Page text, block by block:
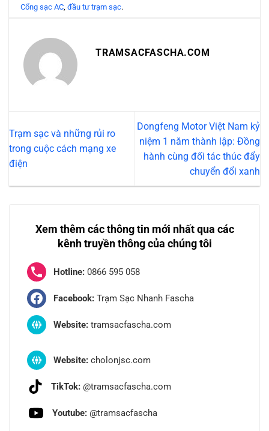
Cổng sạc AC ,đầu tư trạm sạc.
TRAMSACFASCHA.COM
Trạm sạc và những rủi ro
trong cuộc cách mạng xe
điện
Dongfeng Motor Việt Nam kỷ
niệm 1 năm thành lập: Đồng
hành cùng đối tác thúc đẩy
chuyển đổi xanh
Xem thêm các thông tin mới nhất qua các
kênh truyền thông của chúng tôi
Hotline: 0866 595 058
Facebook: Trạm Sạc Nhanh Fascha
Website: tramsacfascha.com
Website: cholonjsc.com
TikTok: @tramsacfascha.com
Youtube: @tramsacfascha